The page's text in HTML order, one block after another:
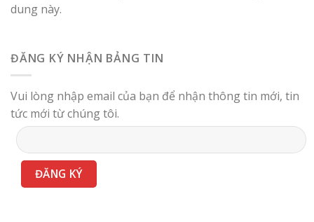
dung này.
ĐĂNG KÝ NHẬN BẢNG TIN
Vui lòng nhập email của bạn để nhận thông tin mới, tin
tức mới từ chúng tôi.